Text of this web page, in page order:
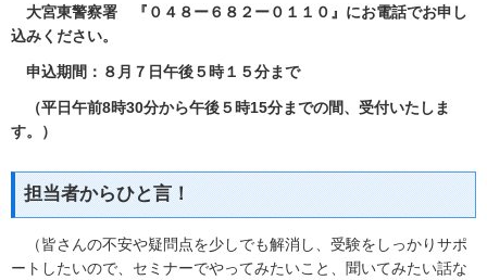
大宮東警察署 『０４８ー６８２ー０１１０』にお電話でお申し
込みください。
申込期間：８月７日午後５時１５分まで
（平日午前8時30分から午後５時15分までの間、受付いたしま
す。）
担当者からひと言！
（皆さんの不安や疑問点を少しでも解消し、受験をしっかりサポ
ートしたいので、セミナーでやってみたいこと、聞いてみたい話な